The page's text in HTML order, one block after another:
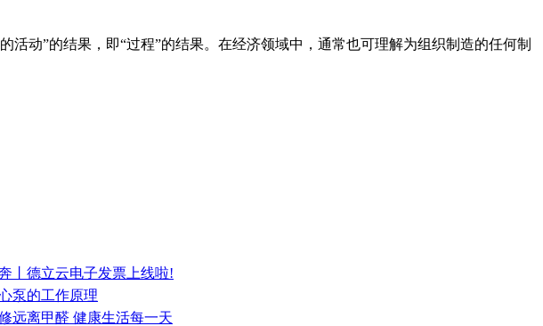
活动”的结果，即“过程”的结果。在经济领域中，通常也可理解为组织制造的任何制
丨德立云电子发票上线啦!
泵的工作原理
远离甲醛 健康生活每一天